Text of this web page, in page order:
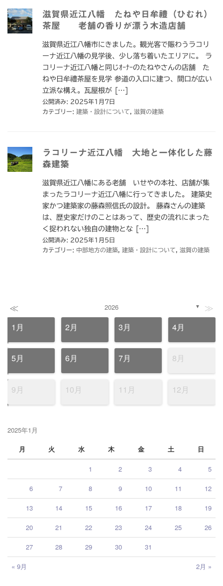
滋賀県近江八幡 たねや日牟禮（ひむれ）
茶屋 老舗の香りが漂う木造店舗
滋賀県近江八幡市にきました。観光客で賑わうラコリ
ーナ近江八幡の見学後、少し落ち着いたエリアに。 ラ
コリーナ近江八幡と同じｵｰﾅｰのたねやさんの店舗 た
ねや日牟禮茶屋を見学 参道の入口に建つ、間口が広い
立派な構え。瓦屋根が […]
公開済み: 2025年1月7日
カテゴリー: 建築・設計について 滋賀の建築
ラコリーナ近江八幡 大地と一体化した藤
森建築
滋賀県近江八幡にある老舗 いせやの本社、店舗が集
まったラコリーナ近江八幡に行ってきました。 建築史
家かつ建築家の藤森照信氏の設計。 藤森さんの建築
は、歴史家だけのことはあって、歴史の流れにまった
く捉われない独自の建物とな […]
公開済み: 2025年1月5日
カテゴリー: 中部地方の建築 建築・設計について 滋賀の建築
≪ 2026 ▼ ≫
1月 2月 3月 4月
5月 6月 7月 8月
9月 10月 11月 12月
2025年1月
月
火 水 木 金 土 日
« 9月 2月 »
1 2 3 4 5
6 7 8 9 10 11 12
13 14 15 16 17 18 19
20 21 22 23 24 25 26
27 28 29 30 31